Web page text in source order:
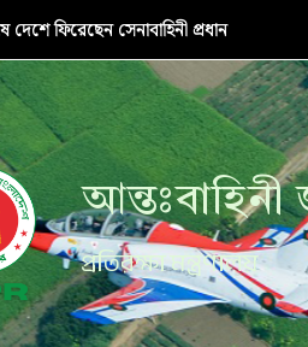
গমন করলেন সেনাবাহিনী প্রধান
প্রতিরক্ষা মন্ত্রণালয়